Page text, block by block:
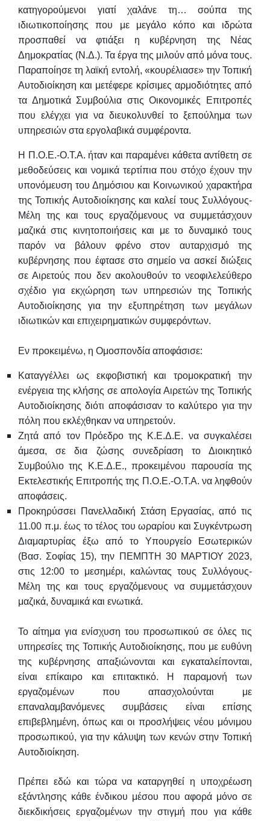
κατηγορούμενοι γιατί χαλάνε τη… σούπα της
ιδιωτικοποίησης που με μεγάλο κόπο και ιδρώτα
προσπαθεί να φτιάξει η κυβέρνηση της Νέας
Δημοκρατίας (Ν.Δ.). Τα έργα της μιλούν από μόνα τους.
Παραποίησε τη λαϊκή εντολή, «κουρέλιασε» την Τοπική
Αυτοδιοίκηση και μετέφερε κρίσιμες αρμοδιότητες από
τα Δημοτικά Συμβούλια στις Οικονομικές Επιτροπές
που ελέγχει για να διευκολυνθεί το ξεπούλημα των
υπηρεσιών στα εργολαβικά συμφέροντα.
Η Π.Ο.Ε.-Ο.Τ.Α. ήταν και παραμένει κάθετα αντίθετη σε
μεθοδεύσεις και νομικά τερτίπια που στόχο έχουν την
υπονόμευση του Δημόσιου και Κοινωνικού χαρακτήρα
της Τοπικής Αυτοδιοίκησης και καλεί τους Συλλόγους-
Μέλη της και τους εργαζόμενους να συμμετάσχουν
μαζικά στις κινητοποιήσεις και με το δυναμικό τους
παρόν να βάλουν φρένο στον αυταρχισμό της
κυβέρνησης που έφτασε στο σημείο να ασκεί διώξεις
σε Αιρετούς που δεν ακολουθούν το νεοφιλελεύθερο
σχέδιο για εκχώρηση των υπηρεσιών της Τοπικής
Αυτοδιοίκησης για την εξυπηρέτηση των μεγάλων
ιδιωτικών και επιχειρηματικών συμφερόντων.
Εν προκειμένω, η Ομοσπονδία αποφάσισε:
Καταγγέλλει ως εκφοβιστική και τρομοκρατική την
ενέργεια της κλήσης σε απολογία Αιρετών της Τοπικής
Αυτοδιοίκησης διότι αποφάσισαν το καλύτερο για την
πόλη που εκλέχθηκαν να υπηρετούν.
Ζητά από τον Πρόεδρο της Κ.Ε.Δ.Ε. να συγκαλέσει
άμεσα, σε δια ζώσης συνεδρίαση το Διοικητικό
Συμβούλιο της Κ.Ε.Δ.Ε., προκειμένου παρουσία της
Εκτελεστικής Επιτροπής της Π.Ο.Ε.-Ο.Τ.Α. να ληφθούν
αποφάσεις.
Προκηρύσσει Πανελλαδική Στάση Εργασίας, από τις
11.00 π.μ. έως το τέλος του ωραρίου και Συγκέντρωση
Διαμαρτυρίας έξω από το Υπουργείο Εσωτερικών
(Βασ. Σοφίας 15), την ΠΕΜΠΤΗ 30 ΜΑΡΤΙΟΥ 2023,
στις 12:00 το μεσημέρι, καλώντας τους Συλλόγους-
Μέλη της και τους εργαζόμενους να συμμετάσχουν
μαζικά, δυναμικά και ενωτικά.
Το αίτημα για ενίσχυση του προσωπικού σε όλες τις
υπηρεσίες της Τοπικής Αυτοδιοίκησης, που με ευθύνη
της κυβέρνησης απαξιώνονται και εγκαταλείπονται,
είναι επίκαιρο και επιτακτικό. Η παραμονή των
εργαζομένων που απασχολούνται με
επαναλαμβανόμενες συμβάσεις είναι επίσης
επιβεβλημένη, όπως και οι προσλήψεις νέου μόνιμου
προσωπικού, για την κάλυψη των κενών στην Τοπική
Αυτοδιοίκηση.
Πρέπει εδώ και τώρα να καταργηθεί η υποχρέωση
εξάντλησης κάθε ένδικου μέσου που αφορά μόνο σε
διεκδικήσεις εργαζομένων την στιγμή που για κάθε